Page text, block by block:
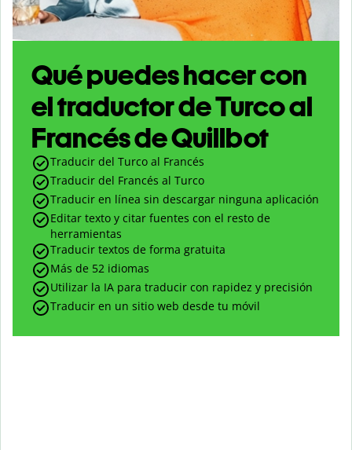
Qué puedes hacer con
el traductor de Turco al
Francés de Quillbot
Traducir del Turco al Francés
Traducir del Francés al Turco
Traducir en línea sin descargar ninguna aplicación
Editar texto y citar fuentes con el resto de
herramientas
Traducir textos de forma gratuita
Más de 52 idiomas
Utilizar la IA para traducir con rapidez y precisión
Traducir en un sitio web desde tu móvil